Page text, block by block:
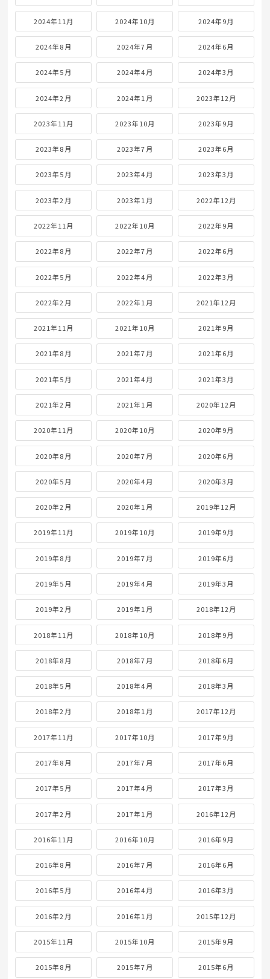
2024年11月 2024年10月 2024年9月
2024年8月 2024年7月 2024年6月
2024年5月 2024年4月 2024年3月
2024年2月 2024年1月 2023年12月
2023年11月 2023年10月 2023年9月
2023年8月 2023年7月 2023年6月
2023年5月 2023年4月 2023年3月
2023年2月 2023年1月 2022年12月
2022年11月 2022年10月 2022年9月
2022年8月 2022年7月 2022年6月
2022年5月 2022年4月 2022年3月
2022年2月 2022年1月 2021年12月
2021年11月 2021年10月 2021年9月
2021年8月 2021年7月 2021年6月
2021年5月 2021年4月 2021年3月
2021年2月 2021年1月 2020年12月
2020年11月 2020年10月 2020年9月
2020年8月 2020年7月 2020年6月
2020年5月 2020年4月 2020年3月
2020年2月 2020年1月 2019年12月
2019年11月 2019年10月 2019年9月
2019年8月 2019年7月 2019年6月
2019年5月 2019年4月 2019年3月
2019年2月 2019年1月 2018年12月
2018年11月 2018年10月 2018年9月
2018年8月 2018年7月 2018年6月
2018年5月 2018年4月 2018年3月
2018年2月 2018年1月 2017年12月
2017年11月 2017年10月 2017年9月
2017年8月 2017年7月 2017年6月
2017年5月 2017年4月 2017年3月
2017年2月 2017年1月 2016年12月
2016年11月 2016年10月 2016年9月
2016年8月 2016年7月 2016年6月
2016年5月 2016年4月 2016年3月
2016年2月 2016年1月 2015年12月
2015年11月 2015年10月 2015年9月
2015年8月 2015年7月 2015年6月